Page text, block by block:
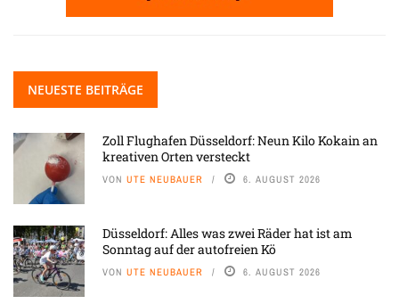
NEUESTE BEITRÄGE
Zoll Flughafen Düsseldorf: Neun Kilo Kokain an
kreativen Orten versteckt
VON UTE NEUBAUER 6. AUGUST 2026
Düsseldorf: Alles was zwei Räder hat ist am
Sonntag auf der autofreien Kö
VON UTE NEUBAUER 6. AUGUST 2026